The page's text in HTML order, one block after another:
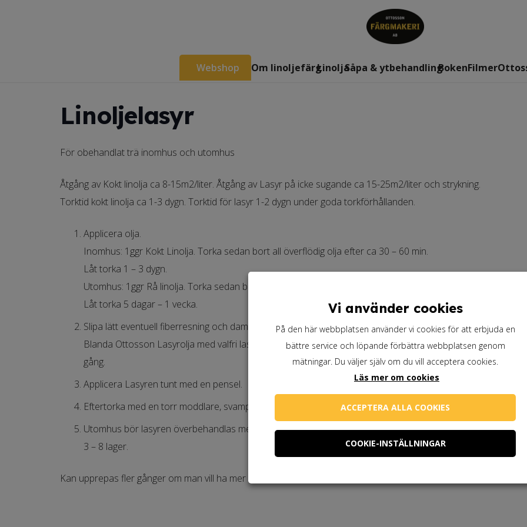
Webshop Om linoljefärgLinoljaSåpa & ytbehandlingBokenFilmer
Linoljelasyr
För obehandlat trä inomhus och utomhus
Åtgång av Kokt linolja ca 8-15m2/liter. Åtgång av Lasyr på icke sugande ca 15-25m2/liter och strykning.
Torktid kokt linolja ca 1-3 dygn. Torktid för lasyr 1-2 dygn under goda torkförhållanden.
Applicera olja.
Inomhus: 1ggr Kokt Linolja. Torka sedan bort all överflödig olja efter ca 30 – 60 min.
Låt torka 1 – 3 dygn.
Utomhus: 1ggr Rå linolja. Torka sedan bort all överflödig olja efter ca 30 – 60 min.
Låt torka 5 dagar – 1 vecka.
Slipa lätt eventuell fiberresning och dammtorka med fiberduk.
Blanda Ottosson Lasyrolja med valfri lasyrkulör enligt anvisning. Rör om noga, även under arbetets
gång.
Applicera Lasyren tunt med en pensel.
Eftertorka med en torr moddlare, svamp eller trasa för önskat utseende.
Utomhus bör lasyren överbehandlas med opigmenterad lasyrolja eller Bio Impression ca
3 – 8 lager.
Kan upprepas fler gånger om man vill ha mer kulör.
Vi använder cookies
På den här webbplatsen använder vi cookies för att erbjuda en
bättre service och löpande förbättra webbplatsen genom
mätningar. Du väljer själv om du vill acceptera cookies.
Läs mer om cookies
ACCEPTERA ALLA COOKIES
COOKIE-INSTÄLLNINGAR